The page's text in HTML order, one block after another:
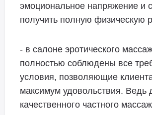
эмоциональное напряжение и
получить полную физическую
- в салоне эротического
полностью соблюдены все
условия, позволяющие
максимум удовольствия. Ведь
качественного частного